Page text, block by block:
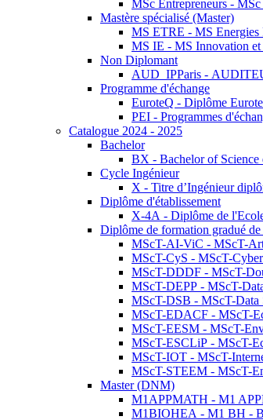
MSc Entrepreneurs -
Mastère spécialisé (Master)
MS ETRE - MS Energies
MS IE - MS Innovation et
Non Diplomant
AUD_IPParis -
Programme d'échange
EuroteQ - Diplôme
PEI - Programmes
Catalogue 2024 - 2025
Bachelor
BX - Bachelor of
Cycle Ingénieur
X - Titre d’Ingénieur
Diplôme d'établissement
X-4A - Diplôme de
Diplôme de formation gradué
MScT-AI-ViC - MScT-
MScT-CyS - MScT-
MScT-DDDF - MScT-
MScT-DEPP - MScT-
MScT-DSB - MScT-Data
MScT-EDACF - MScT-
MScT-EESM - MScT-
MScT-ESCLiP - MScT-
MScT-IOT - MScT-
MScT-STEEM - MScT-
Master (DNM)
M1APPMATH - M1
M1BIOHEA - M1 BH -